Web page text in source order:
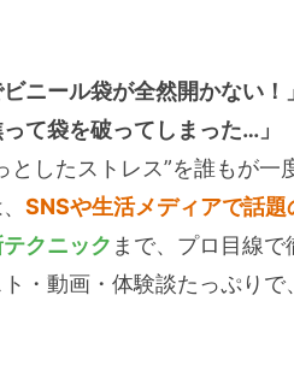
ビニール袋が全然開かない！
って袋を破ってしまった…」
としたストレス”を誰もが
SNSや生活メディアで話題
クニック まで、プロ目線
・動画・体験談たっぷり